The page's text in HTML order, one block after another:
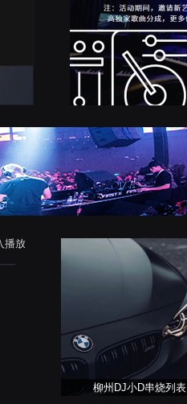
播放
柳州DJ小D串烧列表